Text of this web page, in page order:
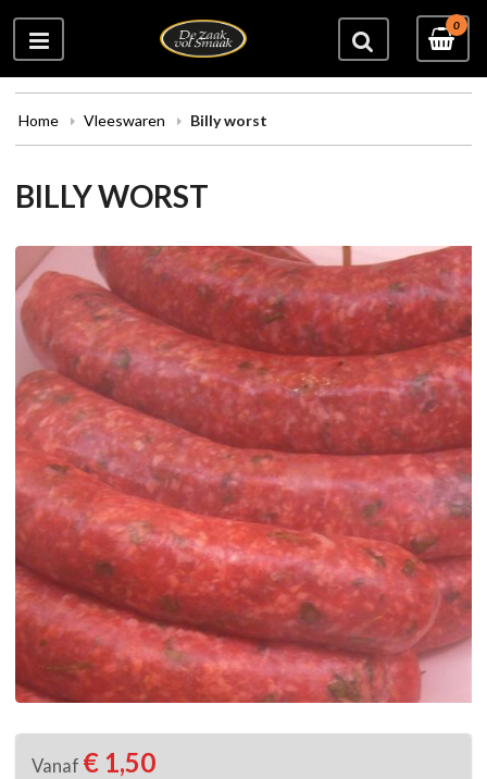
0
Home Vleeswaren Billy worst
BILLY WORST
Vanaf € 1,50